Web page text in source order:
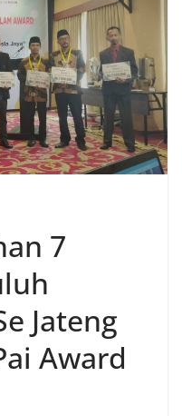
7
Jateng
Award